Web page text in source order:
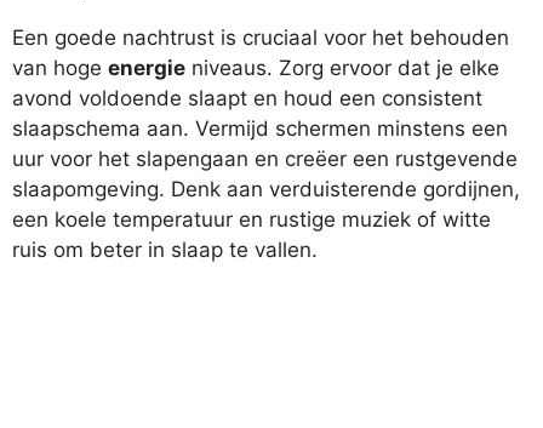
Een goede nachtrust is cruciaal voor het behouden
van hoge energie niveaus. Zorg ervoor dat je elke
avond voldoende slaapt en houd een consistent
slaapschema aan. Vermijd schermen minstens een
uur voor het slapengaan en creëer een rustgevende
slaapomgeving. Denk aan verduisterende gordijnen,
een koele temperatuur en rustige muziek of witte
ruis om beter in slaap te vallen.